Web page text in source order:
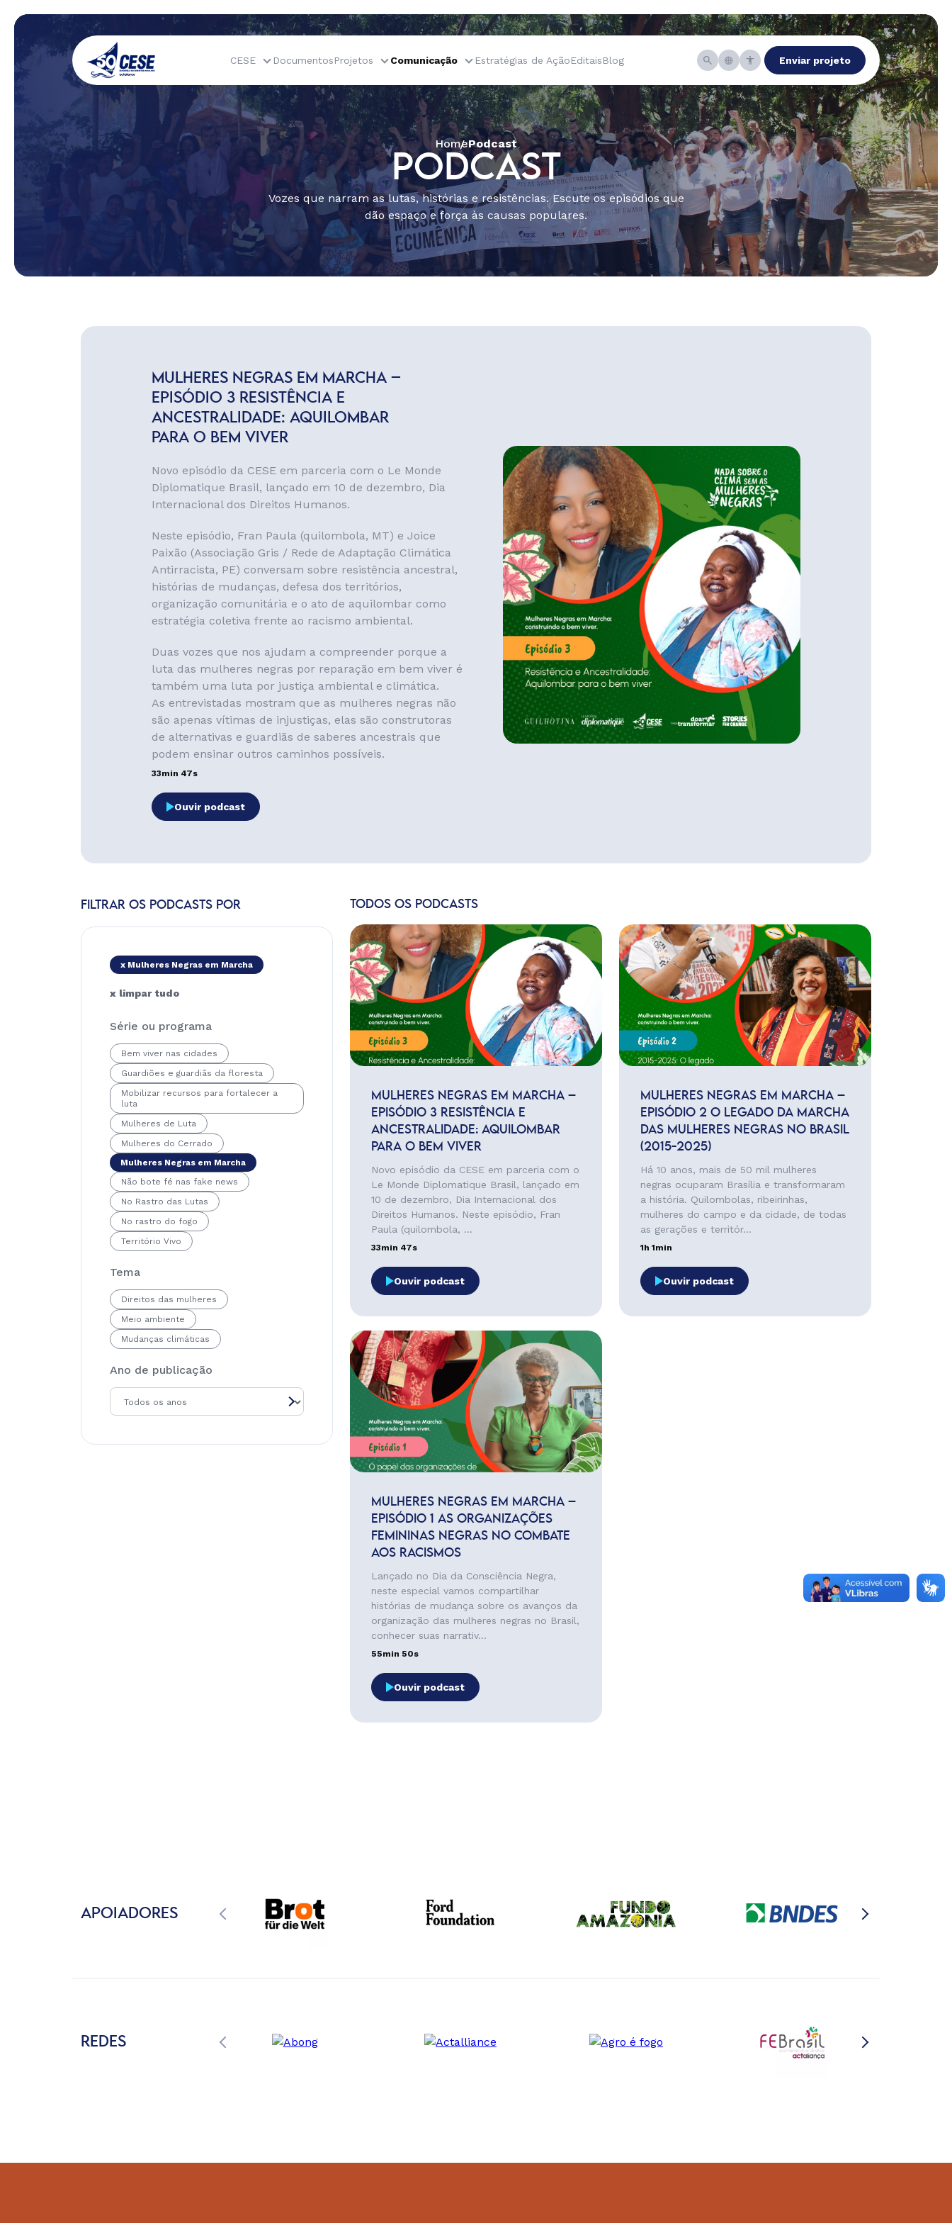
CESE DocumentosProjetos Comunicação Estratégias de AçãoEditaisBlog Enviar projeto
HomePodcast
PODCAST
Vozes que narram as lutas, histórias e resistências. Escute os episódios que
dão espaço e força às causas populares.
MULHERES NEGRAS EM MARCHA –
EPISÓDIO 3 RESISTÊNCIA E
ANCESTRALIDADE: AQUILOMBAR
PARA O BEM VIVER
Novo episódio da CESE em parceria com o Le Monde
Diplomatique Brasil, lançado em 10 de dezembro, Dia
Internacional dos Direitos Humanos.
Neste episódio, Fran Paula (quilombola, MT) e Joice
Paixão (Associação Gris / Rede de Adaptação Climática
Antirracista, PE) conversam sobre resistência ancestral,
histórias de mudanças, defesa dos territórios,
organização comunitária e o ato de aquilombar como
estratégia coletiva frente ao racismo ambiental.
Duas vozes que nos ajudam a compreender porque a
luta das mulheres negras por reparação em bem viver é
também uma luta por justiça ambiental e climática.
As entrevistadas mostram que as mulheres negras não
são apenas vítimas de injustiças, elas são construtoras
de alternativas e guardiãs de saberes ancestrais que
podem ensinar outros caminhos possíveis.
33min 47s
Ouvir podcast
FILTRAR OS PODCASTS POR
x Mulheres Negras em Marcha
x limpar tudo
Série ou programa
Bem viver nas cidades
Guardiões e guardiãs da floresta
Mobilizar recursos para fortalecer a
luta
Mulheres de Luta
Mulheres do Cerrado
Mulheres Negras em Marcha
Não bote fé nas fake news
No Rastro das Lutas
No rastro do fogo
Território Vivo
Tema
Direitos das mulheres
Meio ambiente
Mudanças climáticas
Ano de publicação
TODOS OS PODCASTS
MULHERES NEGRAS EM MARCHA –
EPISÓDIO 3 RESISTÊNCIA E
ANCESTRALIDADE: AQUILOMBAR
PARA O BEM VIVER
Novo episódio da CESE em parceria com o
Le Monde Diplomatique Brasil, lançado em
10 de dezembro, Dia Internacional dos
Direitos Humanos. Neste episódio, Fran
Paula (quilombola, ...
33min 47s
Ouvir podcast
MULHERES NEGRAS EM MARCHA –
EPISÓDIO 2 O LEGADO DA MARCHA
DAS MULHERES NEGRAS NO BRASIL
(2015-2025)
Há 10 anos, mais de 50 mil mulheres
negras ocuparam Brasília e transformaram
a história. Quilombolas, ribeirinhas,
mulheres do campo e da cidade, de todas
as gerações e territór...
1h 1min
Ouvir podcast
MULHERES NEGRAS EM MARCHA –
EPISÓDIO 1 AS ORGANIZAÇÕES
FEMININAS NEGRAS NO COMBATE
AOS RACISMOS
Lançado no Dia da Consciência Negra,
neste especial vamos compartilhar
histórias de mudança sobre os avanços da
organização das mulheres negras no Brasil,
conhecer suas narrativ...
55min 50s
Ouvir podcast
APOIADORES
REDES